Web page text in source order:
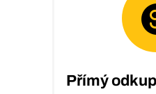
Přímý